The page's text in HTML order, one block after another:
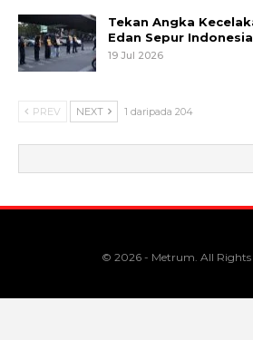
Tekan Angka
Edan Sepur
19 Jul 2026
PREV NEXT 1 daripada 204
© 2026 - Metrum. All Rights